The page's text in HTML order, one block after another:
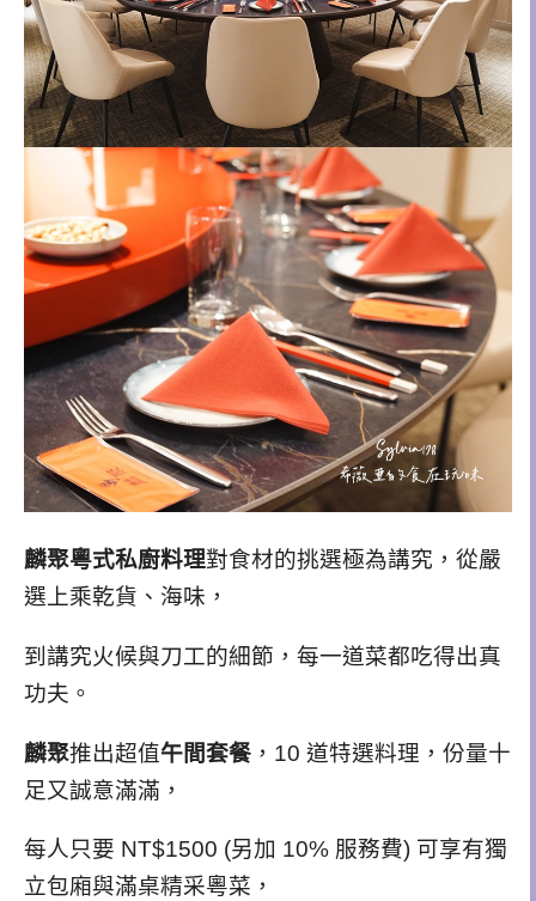
麟聚粵式私廚料理對食材的挑選極為講究，從嚴
選上乘乾貨、海味，
到講究火候與刀工的細節，每一道菜都吃得出真
功夫。
麟聚推出超值午間套餐 ， 10 道特選料理，份量十
足又誠意滿滿，
每人只要 NT$1500 (另加 10% 服務費) 可享有獨
立包廂與滿桌精采粵菜 ，